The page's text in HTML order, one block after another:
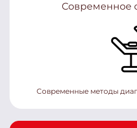
Современное
Современные методы